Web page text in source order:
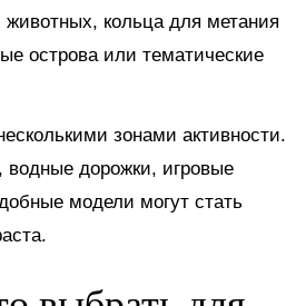
животных, кольца для метания
острова или тематические
зонами активности.
дорожки, игровые
модели могут стать